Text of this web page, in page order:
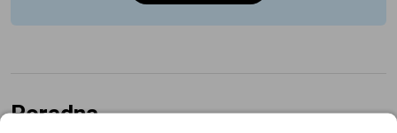
Poradna